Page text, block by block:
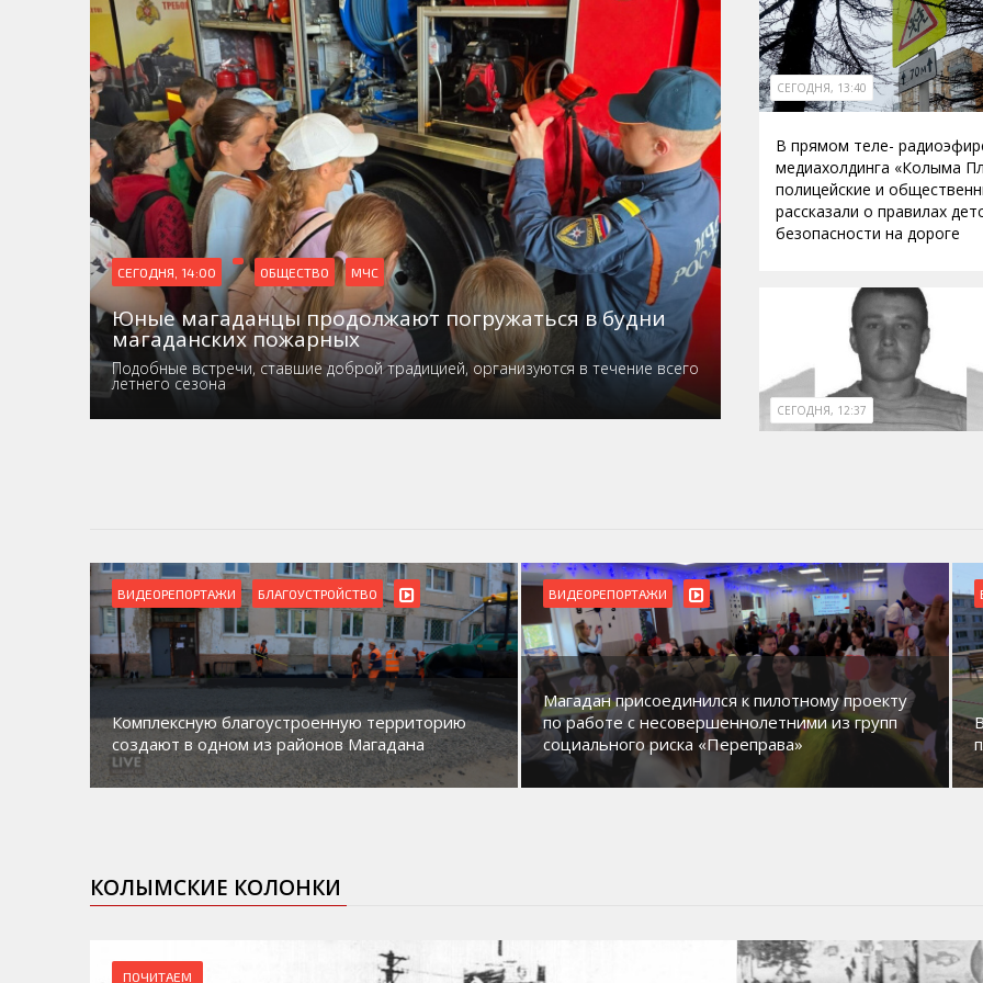
СЕГОДНЯ, 14:00 ОБЩЕСТВО МЧС
Юные магаданцы продолжают погружаться в будни
магаданских пожарных
Подобные встречи, ставшие доброй традицией, организуются в течение всего
летнего сезона
СЕГОДНЯ, 13:40
В прямом теле-
медиахолдинга «Колыма
полицейские и
рассказали о правилах
безопасности на дороге
СЕГОДНЯ, 12:37
ВИДЕОРЕПОРТАЖИ БЛАГОУСТРОЙСТВО
Комплексную благоустроенную территорию
создают в одном из районов Магадана
ВИДЕОРЕПОРТАЖИ
Магадан присоединился к пилотному проекту
по работе с несовершеннолетними из групп
социального риска «Переправа»
КОЛЫМСКИЕ КОЛОНКИ
ПОЧИТАЕМ